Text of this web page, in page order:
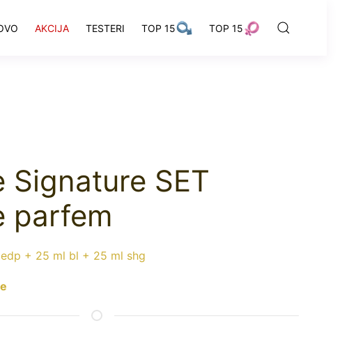
AKCIJA TESTERI TOP 15 TOP 15
Signature SET
parfem
+ 25 ml bl + 25 ml shg